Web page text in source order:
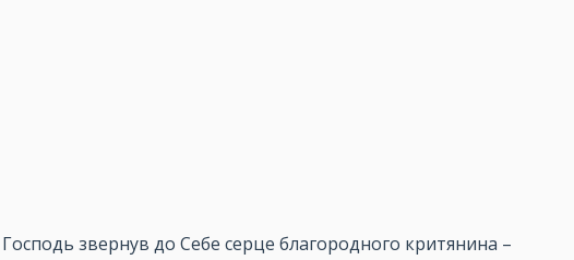
звернув до Себе серце благородного критянина –